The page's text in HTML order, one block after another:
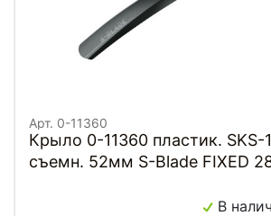
Арт. 0-11360
Крыло 0-11360 пластик. SKS-
съемн. 52мм S-Blade FIXED
В